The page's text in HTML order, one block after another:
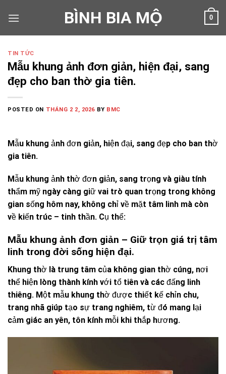
BÌNH BIA MỘ 0
TIN TỨC
Mẫu khung ảnh đơn giản, hiện đại, sang
đẹp cho ban thờ gia tiên.
POSTED ON THÁNG 2 2, 2026 BY BMC
Mẫu khung ảnh đơn giản, hiện đại, sang đẹp cho ban thờ
gia tiên.
Mẫu khung ảnh thờ đơn giản, sang trọng và giàu tính
thẩm mỹ ngày càng giữ vai trò quan trọng trong không
gian sống hôm nay, không chỉ về mặt tâm linh mà còn
về kiến trúc – tinh thần. Cụ thể:
Mẫu khung ảnh đơn giản – Giữ trọn giá trị tâm
linh trong đời sống hiện đại.
Khung thờ là trung tâm của không gian thờ cúng, nơi
thể hiện lòng thành kính với tổ tiên và các đấng linh
thiêng. Một mẫu khung thờ được thiết kế chỉn chu,
trang nhã giúp tạo sự trang nghiêm, từ đó mang lại
cảm giác an yên, tôn kính mỗi khi thắp hương.